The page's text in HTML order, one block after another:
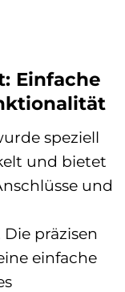
Einfache
speziell
und bietet
und
präzisen
einfache